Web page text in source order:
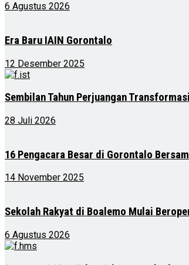
6 Agustus 2026
Era Baru IAIN Gorontalo
12 Desember 2025
Sembilan Tahun Perjuangan
28 Juli 2026
16 Pengacara Besar di Gorontalo
14 November 2025
Sekolah Rakyat di Boalemo Mulai
6 Agustus 2026